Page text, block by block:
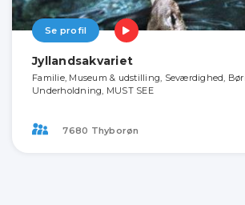
Se profil
Jyllandsakvariet
Familie, Museum & udstilling, Seværdighed,
Underholdning, MUST SEE
7680 Thyborøn